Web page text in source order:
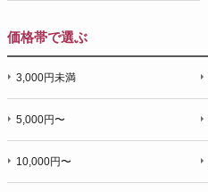
価格帯で選ぶ
3,000円未満
5,000円〜
10,000円〜